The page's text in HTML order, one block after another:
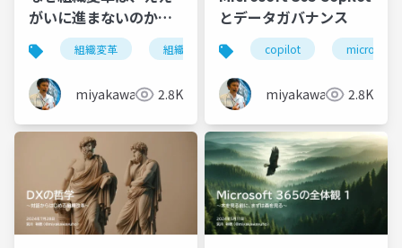
がいに進まないのか？
〜がんばってるのに前
に進んでる感じがしな
い!? モヤモヤの正体を
探す旅〜
組織変革 組織改革 power platform
miyakawayuho2.8K
とデータガバナンス
copilot microsoft
miyakawayuho2.8K